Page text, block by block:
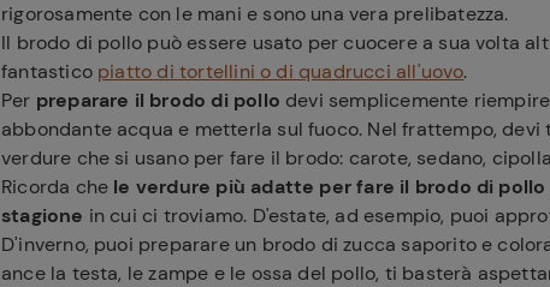
rigorosamente con le mani e sono una vera prelibatezza.
Il brodo di pollo può essere usato per cuocere a sua volta
fantastico piatto di tortellini o di quadrucci all'uovo.
Per preparare il brodo di pollo devi semplicemente
abbondante acqua e metterla sul fuoco. Nel frattempo,
verdure che si usano per fare il brodo: carote, sedano,
Ricorda che le verdure più adatte per fare il brodo di
stagione in cui ci troviamo. D'estate, ad esempio, puoi
D'inverno, puoi preparare un brodo di zucca saporito e
ance la testa, le zampe e le ossa del pollo, ti basterà